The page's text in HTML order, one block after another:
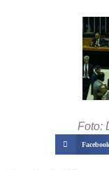
Foto:
Facebook